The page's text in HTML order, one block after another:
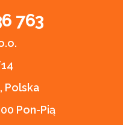
763
Polska
Pon-Pią